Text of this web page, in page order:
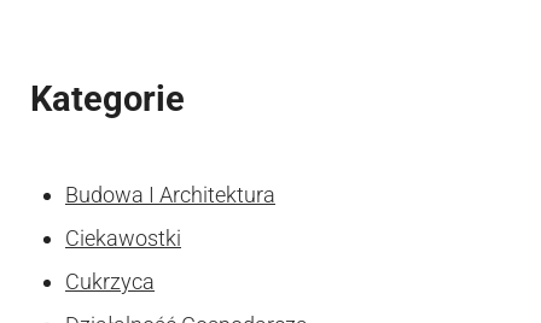
Kategorie
Budowa I Architektura
Ciekawostki
Cukrzyca